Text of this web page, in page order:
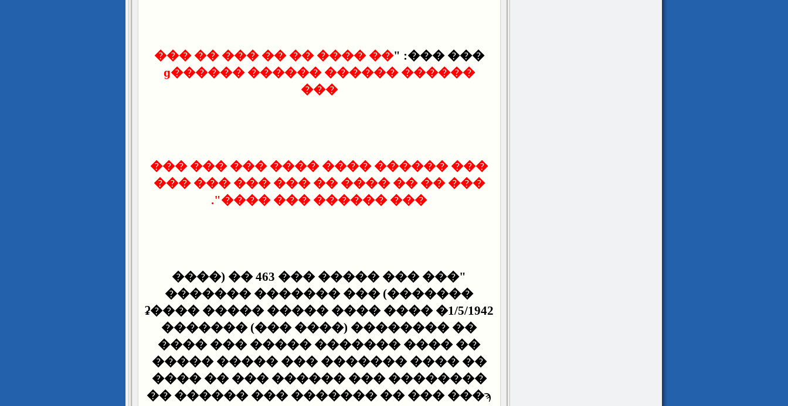
��� ���: "
�� ���� �� �� ��� �� ���
������ ������ ������ ������ɡ
���
��� ������ ���� ���� ��� ��� ���
��� �� �� ���� �� ��� ��� ��� ���
��� ������ ��� ����".
"��� ��� ����� ��� 463 �� (����
�������) ��� ������� �������
1/5/1942� ���� ���� ����� ����� ����ʡ
������� (��� ����) �������� ��
���� ��� ����� ������� ���� ��
����� ����� ��� ������� ���� ��
���� �� ��� ������ ��� ��������
������� �� ��� ���ϡ ��� ������ ��